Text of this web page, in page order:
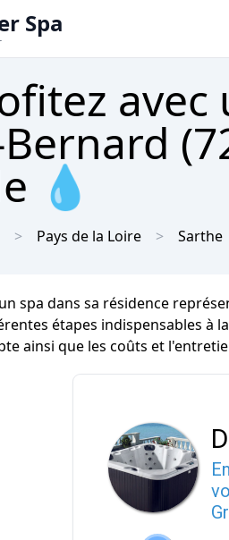
Spa
avec
💧
Pays de la Loire Sarthe
spa dans sa résidence
étapes indispensables à
ainsi que les coûts et